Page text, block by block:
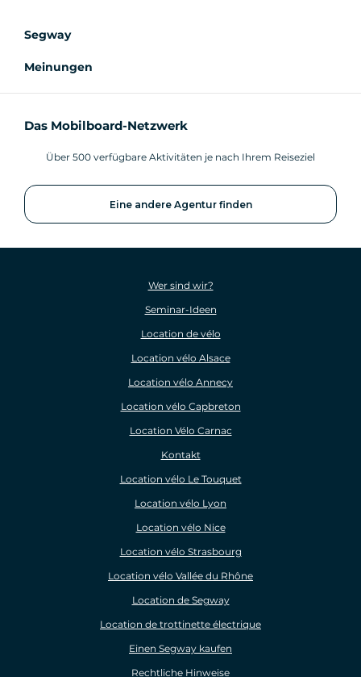
Segway
Meinungen
Das Mobilboard-Netzwerk
Über 500 verfügbare Aktivitäten je nach Ihrem Reiseziel
Eine andere Agentur finden
Wer sind wir?
Seminar-Ideen
Location de vélo
Location vélo Alsace
Location vélo Annecy
Location vélo Capbreton
Location Vélo Carnac
Kontakt
Location vélo Le Touquet
Location vélo Lyon
Location vélo Nice
Location vélo Strasbourg
Location vélo Vallée du Rhône
Location de Segway
Location de trottinette électrique
Einen Segway kaufen
Rechtliche Hinweise